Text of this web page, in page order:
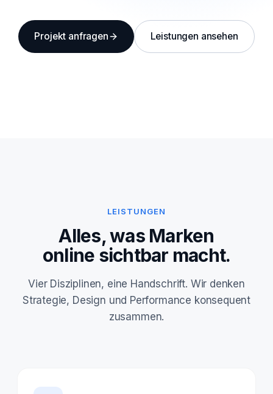
Projekt anfragen Leistungen ansehen
LEISTUNGEN
Alles, was Marken
online sichtbar macht.
Vier Disziplinen, eine Handschrift. Wir denken
Strategie, Design und Performance konsequent
zusammen.